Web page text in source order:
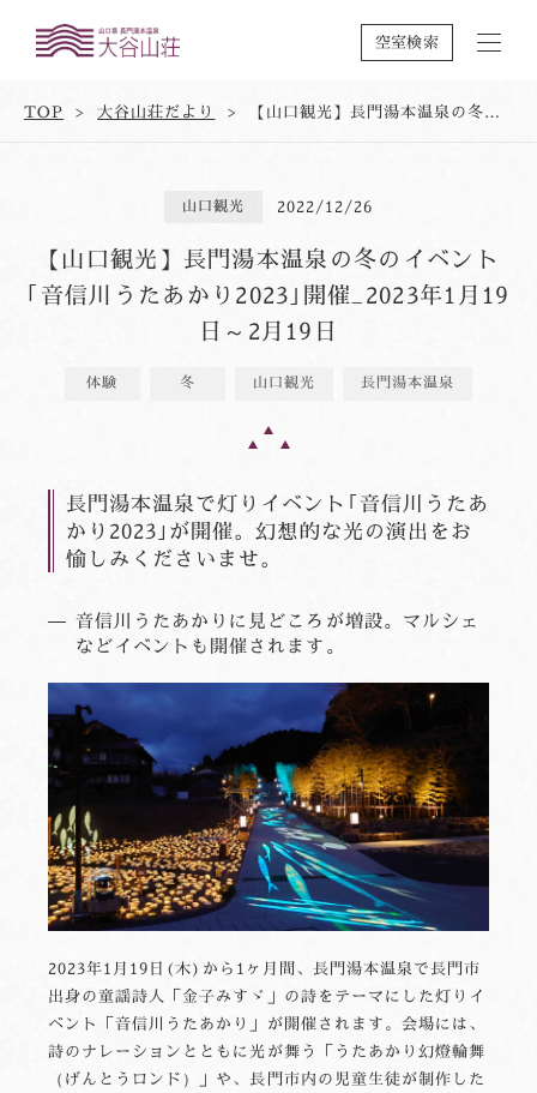
空室検索
TOP 大谷山荘だより 【山口観光】長門湯本温泉の冬のイベント｢音信川うたあかり2023｣開催_2023年1月19日～2月19日
山口観光 2022/12/26
【山口観光】長門湯本温泉の冬のイベント
｢音信川うたあかり2023｣開催_2023年1月19
日～2月19日
体験 冬 山口観光 長門湯本温泉
長門湯本温泉で灯りイベント｢音信川うたあ
かり2023｣が開催。幻想的な光の演出をお
愉しみくださいませ。
音信川うたあかりに見どころが増設。マルシェ
などイベントも開催されます。
2023年1月19日(木)から1ヶ月間、長門湯本温泉で長門市
出身の童謡詩人「金子みすゞ」の詩をテーマにした灯りイ
ベント「音信川うたあかり」が開催されます。会場には、
詩のナレーションとともに光が舞う「うたあかり幻燈輪舞
（げんとうロンド）」や、長門市内の児童生徒が制作した